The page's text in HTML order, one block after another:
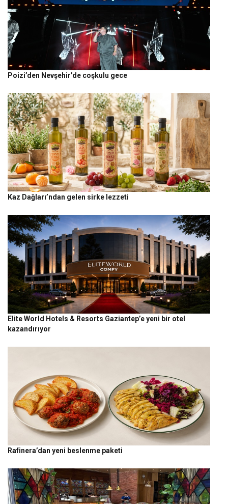
Poizi’den Nevşehir’de coşkulu gece
Kaz Dağları’ndan gelen sirke lezzeti
Elite World Hotels & Resorts Gaziantep’e yeni bir otel
kazandırıyor
Rafinera’dan yeni beslenme paketi